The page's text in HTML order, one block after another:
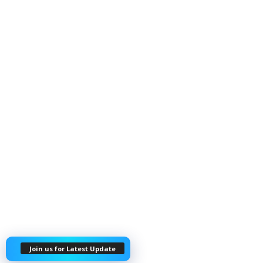
Join us for Latest Update